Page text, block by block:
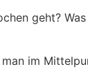
geht?
im